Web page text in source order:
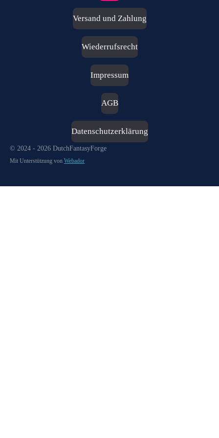
n
t
g
a
m
Versand und Zahlung
Wiederrufsrecht
Impressum
AGB
Datenschutzerklärung
© 2024 - 2026 DutchFantasyForge
Mit Unterstützung von Webador